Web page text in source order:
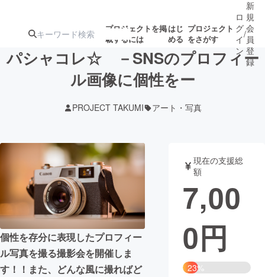
プロジェクトを掲
載するには
はじ
める
プロジェクト
をさがす
ターン
ジェクト
募集終了が近いプ
ロジェクト
アート・写真 音楽
テクノロジー・ガジェット ゲーム・サ
映像・映画 書籍・雑誌
ビジネス・起業 チャレンジ
ロ
グ
イ
ン
/
新
規
会
員
登
録
パシャコレ☆ －SNSのプロフィー
ル画像に個性をー
PROJECT TAKUMI アート・写真
個性を存分に表現したプロフィー
ル写真を撮る撮影会を開催しま
す！！また、どんな風に撮ればど
現在の支援総
額
7,00
0円
23%